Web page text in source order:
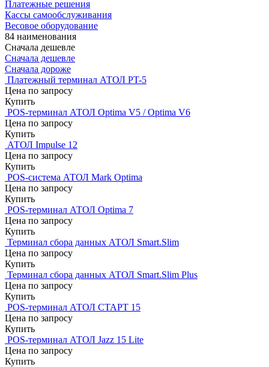
Платежные решения
Кассы самообслуживания
Весовое оборудование
84 наименования
Сначала дешевле
Сначала дешевле
Сначала дороже
Платежный терминал АТОЛ PT-5
Цена по запросу
Купить
POS-терминал АТОЛ Optima V5 / Optima V6
Цена по запросу
Купить
АТОЛ Impulse 12
Цена по запросу
Купить
POS-система АТОЛ Mark Optima
Цена по запросу
Купить
POS-терминал АТОЛ Optima 7
Цена по запросу
Купить
Терминал сбора данных АТОЛ Smart.Slim
Цена по запросу
Купить
Терминал сбора данных АТОЛ Smart.Slim Plus
Цена по запросу
Купить
POS-терминал АТОЛ СТАРТ 15
Цена по запросу
Купить
POS-терминал АТОЛ Jazz 15 Lite
Цена по запросу
Купить